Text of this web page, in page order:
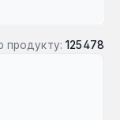
продукту: 125478